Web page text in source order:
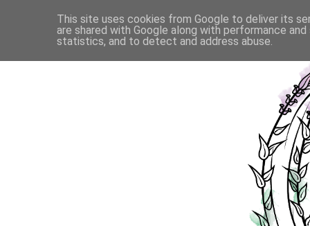
This site uses cookies from Google to deliver its
are shared with Google along with performance
statistics, and to detect and address abuse.